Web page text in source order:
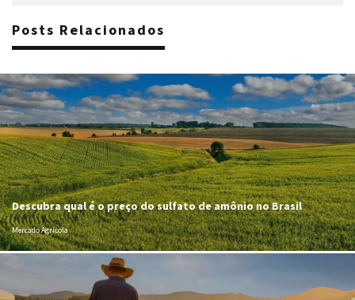
Posts Relacionados
Descubra qual é o preço do sulfato de amônio no Brasil
Mercado Agrícola